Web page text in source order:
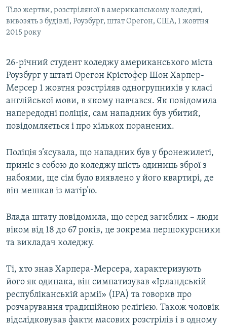
ІНФОГРАФІКА
ДОЛУЧАЙСЯ!
Усі сайти RFE/RL
Тіло жертви, розстріляної в американському коледжі,
вивозять з будівлі, Роузбург, штат Орегон, США, 1 жовтня
2015 року
26-річний студент коледжу американського міста
Роузбург у штаті Орегон Крістофер Шон Харпер-
Мерсер 1 жовтня розстріляв одногрупників у класі
англійської мови, в якому навчався. Як повідомила
напередодні поліція, сам нападник був убитий,
повідомляється і про кількох поранених.
Поліція з’ясувала, що нападник був у бронежилеті,
приніс з собою до коледжу шість одиниць зброї з
набоями, ще сім було виявлено у його квартирі, де
він мешкав із матір’ю.
Влада штату повідомила, що серед загиблих – люди
віком від 18 до 67 років, це зокрема першокурсники
та викладач коледжу.
Ті, хто знав Харпера-Мерсера, характеризують
його як одинака, він симпатизував «Ірландській
республіканській армії» (ІРА) та говорив про
розчарування традиційною релігією. Також чоловік
відслідковував факти масових розстрілів і в одному